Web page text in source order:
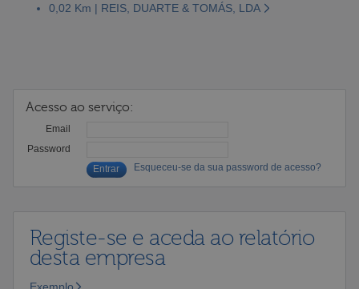
0,02 Km | REIS, DUARTE & TOMÁS, LDA
Acesso ao serviço:
Email
Password
Esqueceu-se da sua password de acesso?
Registe-se e aceda ao relatório
desta empresa